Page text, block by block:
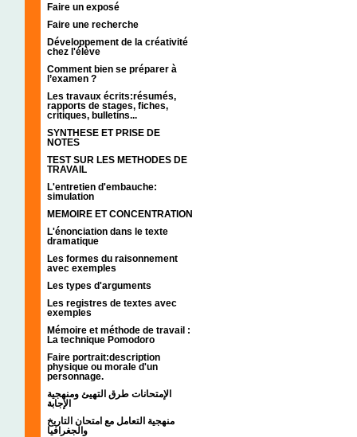
Faire un exposé
Faire une recherche
Développement de la créativité
chez l'élève
Comment bien se préparer à
l’examen ?
Les travaux écrits:résumés,
rapports de stages, fiches,
critiques, bulletins...
SYNTHESE ET PRISE DE
NOTES
TEST SUR LES METHODES DE
TRAVAIL
L'entretien d'embauche:
simulation
MEMOIRE ET CONCENTRATION
L'énonciation dans le texte
dramatique
Les formes du raisonnement
avec exemples
Les types d'arguments
Les registres de textes avec
exemples
Mémoire et méthode de travail :
La technique Pomodoro
Faire portrait:description
physique ou morale d'un
personnage.
الإمتحانات طرق التهيئ ومنهجية
الإجابة
منهجية التعامل مع امتحان التاريخ
والجغرافيا